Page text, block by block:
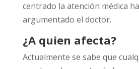
centrado la atención médica
argumentado el doctor.
¿A quien afecta?
Actualmente se sabe que